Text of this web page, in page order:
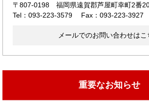
〒807-0198
福岡県遠賀郡芦屋町幸町2番
Tel：093-223-3579
Fax：093-223-3927
メールでのお問い合わせはこ
重要なお知らせ